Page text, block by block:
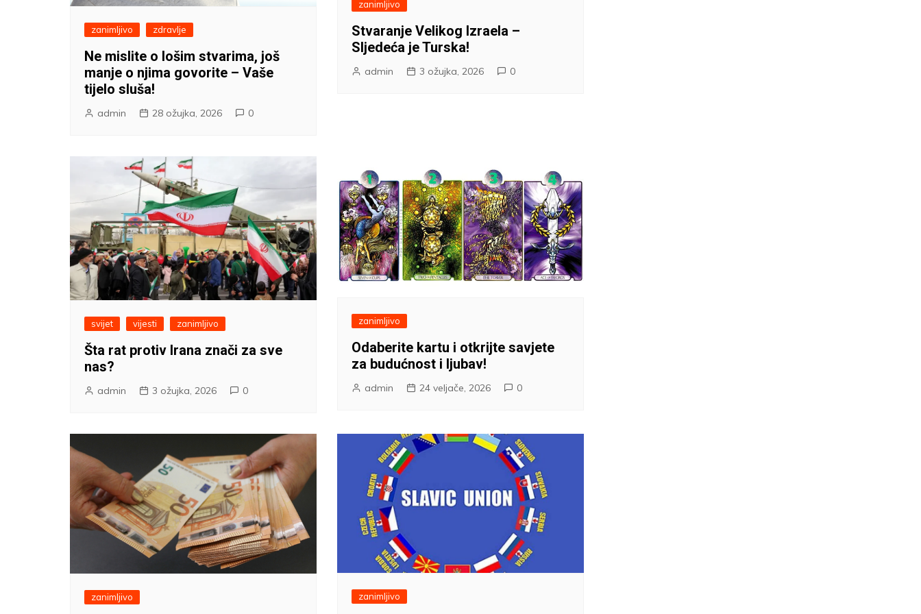
zanimljivo zdravlje
Ne mislite o lošim stvarima, još
manje o njima govorite – Vaše
tijelo sluša!
admin 28 ožujka, 2026 0
zanimljivo
Stvaranje Velikog Izraela –
Sljedeća je Turska!
admin 3 ožujka, 2026 0
svijet vijesti zanimljivo
Šta rat protiv Irana znači za sve
nas?
admin 3 ožujka, 2026 0
zanimljivo
Odaberite kartu i otkrijte savjete
za budućnost i ljubav!
admin 24 veljače, 2026 0
zanimljivo zanimljivo